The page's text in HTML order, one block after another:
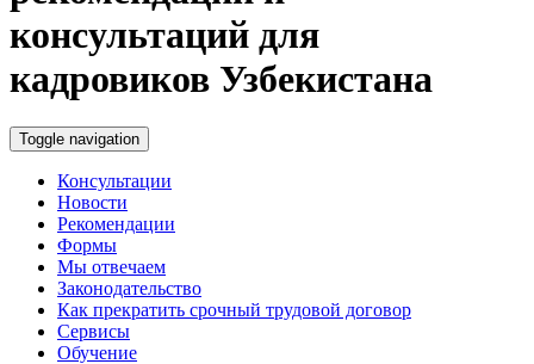
консультаций для
кадровиков Узбекистана
Toggle navigation
Консультации
Новости
Рекомендации
Формы
Мы отвечаем
Законодательство
Как прекратить срочный трудовой договор
Сервисы
Обучение